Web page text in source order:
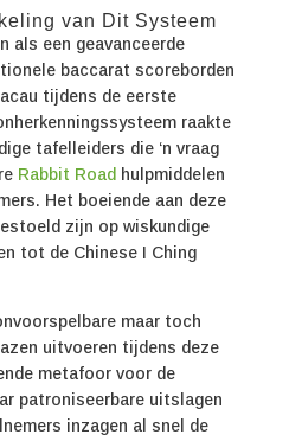
van Dit Systeem
als een geavanceerde
baccarat scoreborden
tijdens de eerste
raakte
tafelleiders die ‘n vraag
Rabbit Road hulpmiddelen
Het boeiende aan deze
zijn op wiskundige
tot de Chinese I Ching
maar toch
uitvoeren tijdens deze
metafoor voor de
patroniseerbare uitslagen
inzagen al snel de